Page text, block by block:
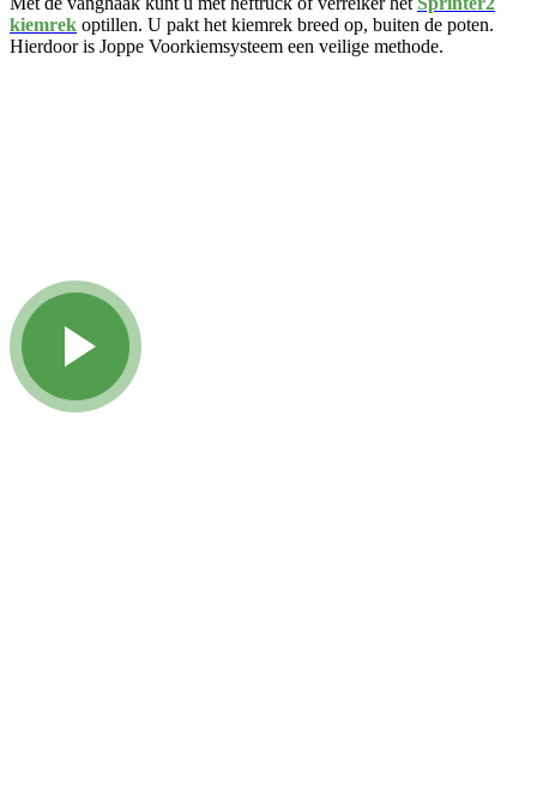
kiemrek optillen. U pakt het kiemrek breed op, buiten de poten.
Hierdoor is Joppe Voorkiemsysteem een veilige methode.